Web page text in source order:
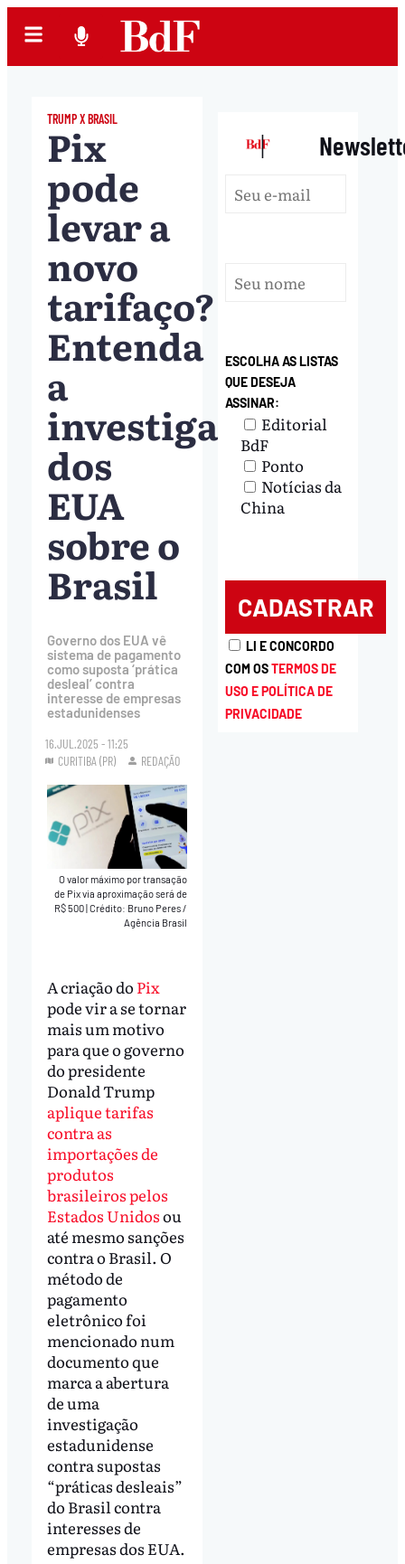
TRUMP X BRASIL
Pix
pode
levar a
novo
tarifaço?
Entenda
a
investigação
dos
EUA
sobre o
Brasil
Governo dos EUA vê
sistema de pagamento
como suposta ‘prática
desleal’ contra
interesse de empresas
estadunidenses
16.JUL.2025 - 11:25
CURITIBA (PR)
REDAÇÃO
O valor máximo por transação
de Pix via aproximação será de
R$ 500|Crédito: Bruno Peres /
Agência Brasil
A criação do Pix
pode vir a se tornar
mais um motivo
para que o governo
do presidente
Donald Trump
aplique tarifas
contra as
importações de
produtos
brasileiros pelos
Estados Unidosou
até mesmo sanções
contra o Brasil. O
método de
pagamento
eletrônico foi
mencionado num
documento que
marca a abertura
de uma
investigação
estadunidense
contra supostas
“práticas desleais”
do Brasil contra
interesses de
empresas dos EUA.
|
ESCOLHA AS LISTAS
QUE DESEJA
ASSINAR:
Editorial
BdF
Ponto
Notícias da
China
LI E CONCORDO
COM OSTERMOS DE
USO E POLÍTICA DE
PRIVACIDADE